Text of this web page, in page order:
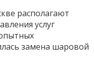
располагают
услуг
замена шаровой